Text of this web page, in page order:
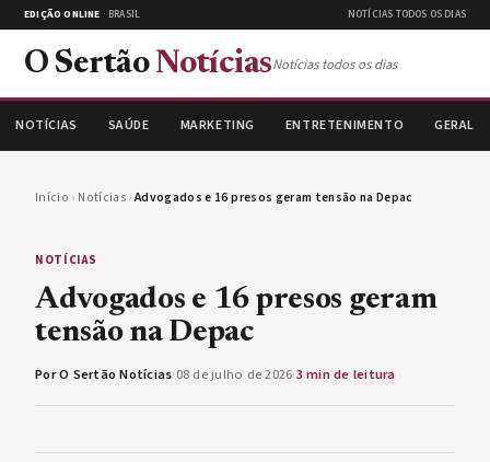
EDIÇÃO ONLINE · BRASIL NOTÍCIAS TODOS OS DIAS
O Sertão NotíciasNotícias todos os dias
NOTÍCIAS SAÚDE MARKETING ENTRETENIMENTO GERAL
Início › Notícias›Advogados e 16 presos geram tensão na Depac
NOTÍCIAS
Advogados e 16 presos geram
tensão na Depac
Por O Sertão Notícias·08 de julho de 2026·3 min de leitura